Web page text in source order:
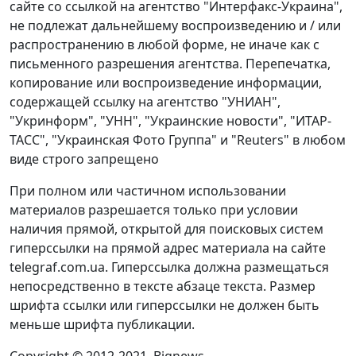
сайте со ссылкой на агентство "Интерфакс-Украина",
не подлежат дальнейшему воспроизведению и / или
распространению в любой форме, не иначе как с
письменного разрешения агентства. Перепечатка,
копирование или воспроизведение информации,
содержащей ссылку на агентство "УНИАН",
"Укринформ", "УНН", "Украинские новости", "ИТАР-
ТАСС", "Украинская Фото Группа" и "Reuters" в любом
виде строго запрещено
При полном или частичном использовании
материалов разрешается только при условии
наличия прямой, открытой для поисковых систем
гиперссылки на прямой адрес материала на сайте
telegraf.com.ua. Гиперссылка должна размещаться
непосредственно в тексте абзаце текста. Размер
шрифта ссылки или гиперссылки не должен быть
меньше шрифта публикации.